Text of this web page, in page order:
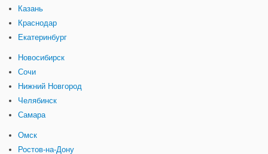
Казань
Краснодар
Екатеринбург
Новосибирск
Сочи
Нижний Новгород
Челябинск
Самара
Омск
Ростов-на-Дону